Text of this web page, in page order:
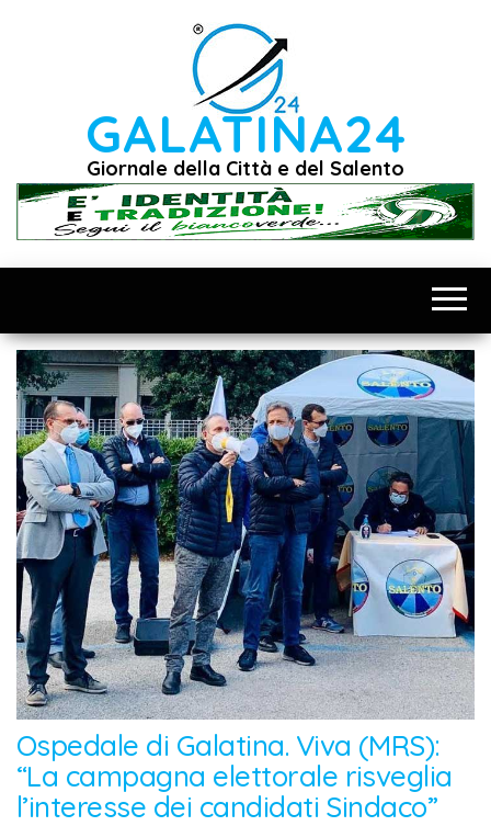
GALATINA24
Giornale della Città e del Salento
Ospedale di Galatina. Viva (MRS):
“La campagna elettorale risveglia
l’interesse dei candidati Sindaco”